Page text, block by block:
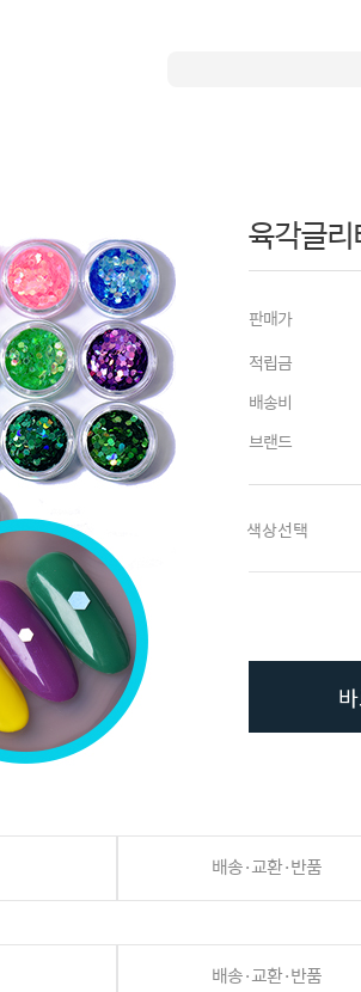
육각글
판매가
적립금
배송비
브랜드
색상선택
배송·교환·반품
배송·교환·반품